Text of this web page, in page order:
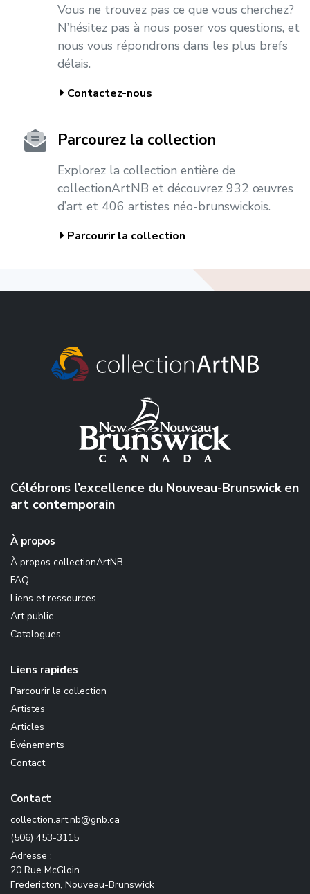
Vous ne trouvez pas ce que vous cherchez?
N’hésitez pas à nous poser vos questions, et
nous vous répondrons dans les plus brefs
délais.
Contactez-nous
Parcourez la collection
Explorez la collection entière de
collectionArtNB et découvrez 932 œuvres
d’art et 406 artistes néo-brunswickois.
Parcourir la collection
Célébrons l’excellence du Nouveau-Brunswick en
art contemporain
À propos
À propos collectionArtNB
FAQ
Liens et ressources
Art public
Catalogues
Liens rapides
Parcourir la collection
Artistes
Articles
Événements
Contact
Contact
ac.bng@bn.tra.noitcelloc
(506) 453-3115
Adresse :
20 Rue McGloin
Fredericton, Nouveau-Brunswick